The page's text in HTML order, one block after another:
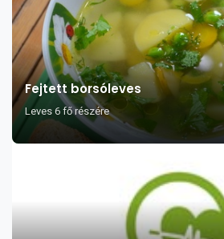
Fejtett borsóleves
Leves 6 fő részére